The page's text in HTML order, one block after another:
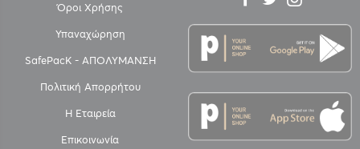
Όροι Χρήσης
Υπαναχώρηση
SafePacK - ΑΠΟΛΥΜΑΝΣΗ
Πολιτική Απορρήτου
Η Εταιρεία
Επικοινωνία